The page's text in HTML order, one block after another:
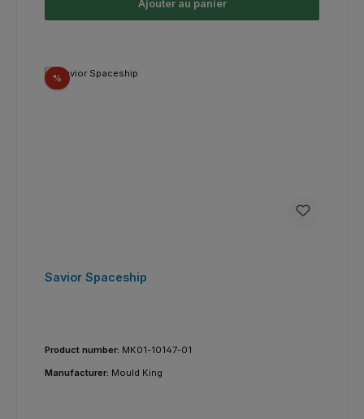
Ajouter au panier
%Réduction
Savior Spaceship
Product number: MK01-10147-01
Manufacturer: Mould King